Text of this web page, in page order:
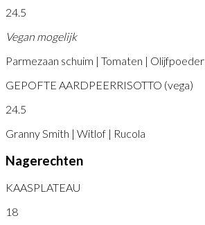
24.5
Vegan mogelijk
Parmezaan schuim | Tomaten | Olijfpoeder
GEPOFTE AARDPEERRISOTTO (vega)
24.5
Granny Smith | Witlof | Rucola
Nagerechten
KAASPLATEAU
18